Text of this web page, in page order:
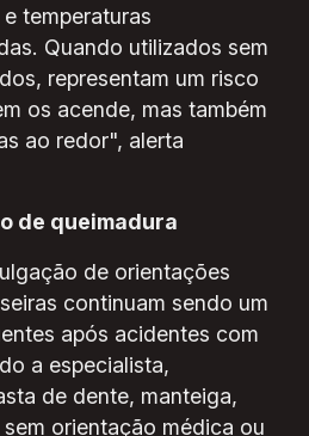
temperaturas
Quando utilizados sem
representam um risco
os acende, mas também
ao redor", alerta
de queimadura
de orientações
continuam sendo um
após acidentes com
a especialista,
de dente, manteiga,
orientação médica ou